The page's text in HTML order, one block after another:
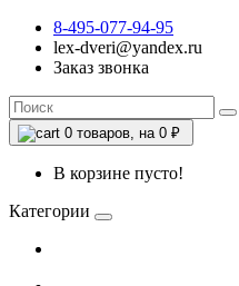
8-495-077-94-95
lex-dveri@yandex.ru
Заказ звонка
0 товаров, на 0 ₽
В корзине пусто!
Категории